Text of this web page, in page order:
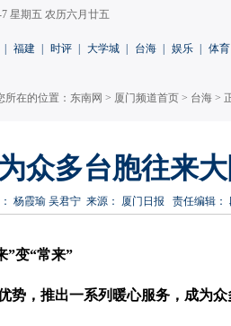
7 星期五 农历六月廿五
福建 时评 大学城 台海 娱乐 体育
所在的位置： 东南网 > 厦门频道首页 > 台海 >
众多台胞往来
杨霞瑜 吴君宁 来源： 厦门日报 责任编辑：
”变“常来”
势，推出一系列暖心服务，成为